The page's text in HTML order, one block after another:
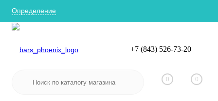
Определение
Вход
+7 (843) 526-73-20
0 0